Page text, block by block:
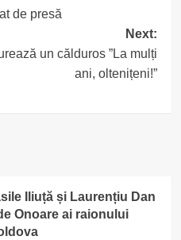
de presă
Next:
un călduros ”La mulți
ani, oltenițeni!”
Iliuță și Laurențiu Dan
Onoare ai raionului